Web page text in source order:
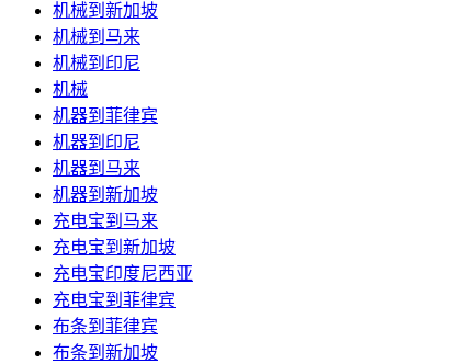
机械到新加坡
机械到马来
机械到印尼
机械
机器到菲律宾
机器到印尼
机器到马来
机器到新加坡
充电宝到马来
充电宝到新加坡
充电宝印度尼西亚
充电宝到菲律宾
布条到菲律宾
布条到新加坡